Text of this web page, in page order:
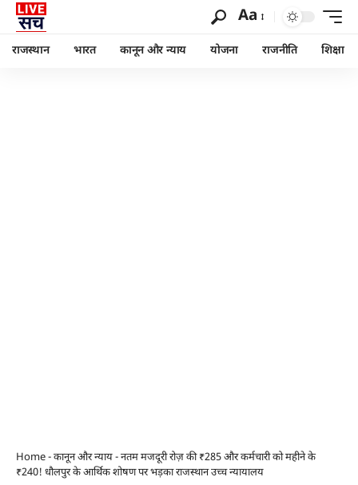
Aa
राजस्थान भारत कानून और न्याय योजना राजनीति शिक्षा
Home-कानून और न्याय-नतम मजदूरी रोज़ की ₹285 और कर्मचारी को महीने के
₹240! धौलपुर के आर्थिक शोषण पर भड़का राजस्थान उच्च न्यायालय